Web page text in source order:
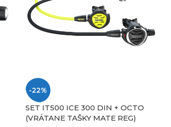
-22%
SET IT500 ICE 300 DIN + OCTO
(VRÁTANE TAŠKY MATE REG)